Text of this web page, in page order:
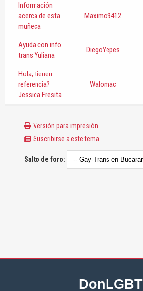
Información
acerca de esta
muñeca
Maximo9412
Ayuda con info
trans Yuliana
DiegoYepes
Hola, tienen
referencia?
Jessica Fresita
Walomac
Versión para impresión
Suscribirse a este tema
Salto de foro:
DonLGBT